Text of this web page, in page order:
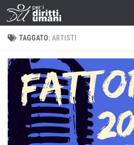
TAGGATO: ARTISTI